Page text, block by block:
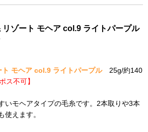
リゾート モヘア col.9 ライトパープル
モヘア col.9 ライトパープル25g/約140
ス不可】
いモヘアタイプの毛糸です。2本取りや3本
使えます。